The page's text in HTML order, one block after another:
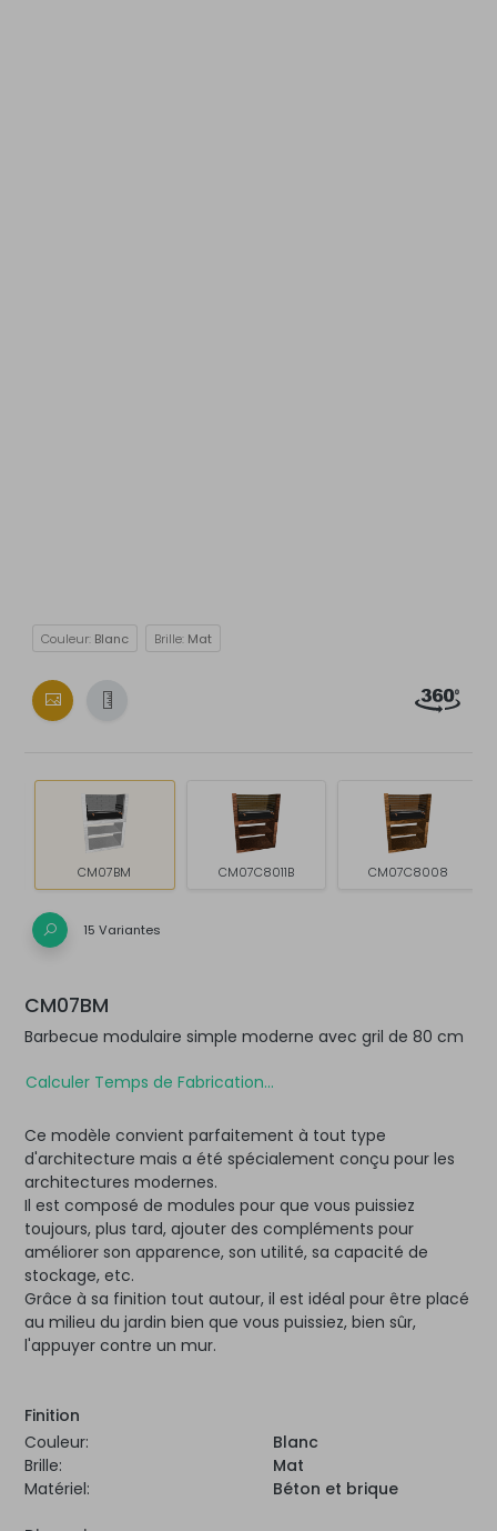
Couleur: Blanc Brille: Mat
CM07BM CM07C8011B CM07C8008
15 Variantes
CM07BM
Barbecue modulaire simple moderne avec gril de 80 cm
Calculer Temps de Fabrication...
Ce modèle convient parfaitement à tout type
d'architecture mais a été spécialement conçu pour les
architectures modernes.
Il est composé de modules pour que vous puissiez
toujours, plus tard, ajouter des compléments pour
améliorer son apparence, son utilité, sa capacité de
stockage, etc.
Grâce à sa finition tout autour, il est idéal pour être placé
au milieu du jardin bien que vous puissiez, bien sûr,
l'appuyer contre un mur.
Finition
Couleur:
Blanc
Brille:
Mat
Matériel:
Béton et brique